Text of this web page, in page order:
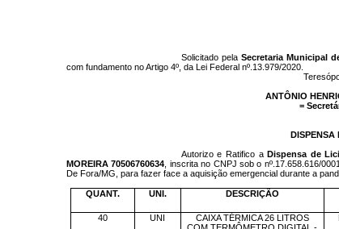
Solicitado pelaSecretaria Municipal
com fundamento no Artigo 4º, da Lei Federal nº.13.979/2020.
ANTÔNIO
=
DISPENSA
Autorizo e Ratifico a Dispensa de
MOREIRA 70506760634 , inscrita no CNPJ sob o nº.17.658.616/
De Fora/MG, para fazer face a aquisição emergencial durante a
QUANT. UNI. DESCRIÇÃO
40 UNI
CAIXA TÉRMICA 26 LITROS